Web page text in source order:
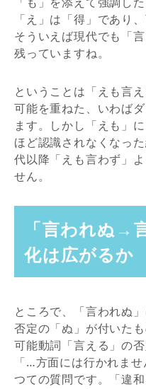
「え」は「得」であり
そういえば現代でも「
残っていますね。
ということは「えも言
可能を重ねた、いわば
ます。しかし「えも」
ほど認識されなくなっ
代以降「えも言わず」
せん。
「言われぬ→
化は広がるか
ところで、「言われぬ
否定の「ぬ」が付いた
可能動詞「言える」の
「…方面には行かれま
つての質問です。「違